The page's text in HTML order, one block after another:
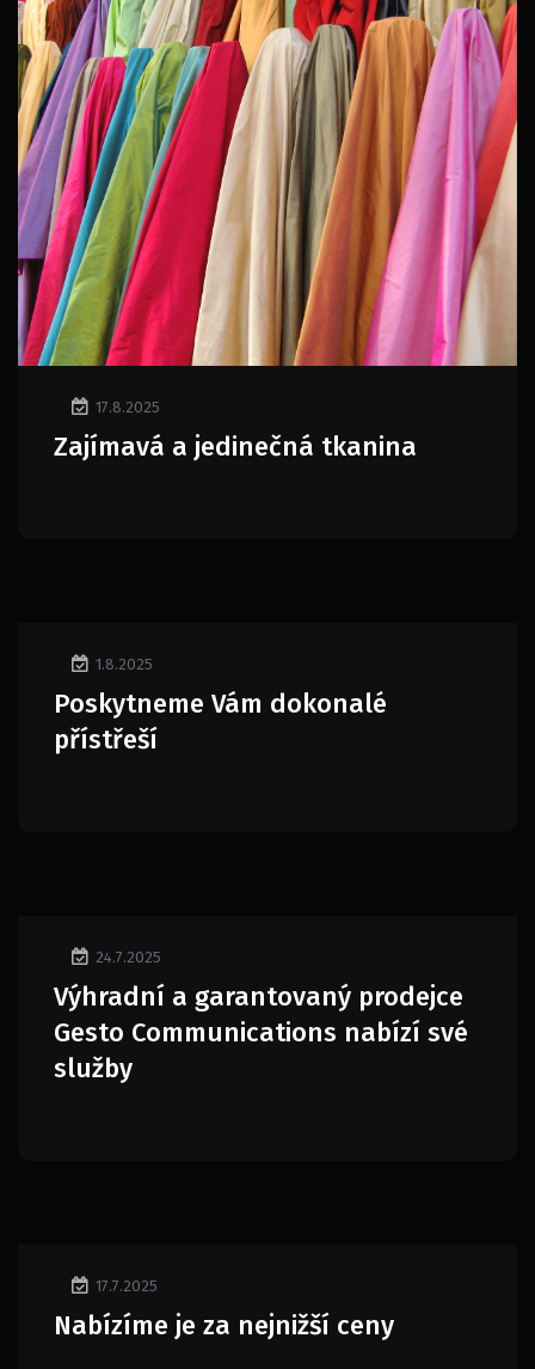
17.8.2025
Zajímavá a jedinečná tkanina
1.8.2025
Poskytneme Vám dokonalé
přístřeší
24.7.2025
Výhradní a garantovaný prodejce
Gesto Communications nabízí své
služby
17.7.2025
Nabízíme je za nejnižší ceny